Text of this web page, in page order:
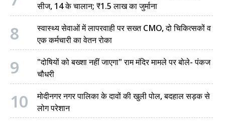
सीज, 14 के चालान; ₹1.5 लाख का जुर्माना
8
स्वास्थ्य सेवाओं में लापरवाही पर सख्त CMO, दो चिकित्सकों व
एक कर्मचारी का वेतन रोका
9
"दोषियों को बख्शा नहीं जाएगा" राम मंदिर मामले पर बोले- पंकज
चौधरी
10
मोदीनगर नगर पालिका के दावों की खुली पोल, बदहाल सड़क से
लोग परेशान